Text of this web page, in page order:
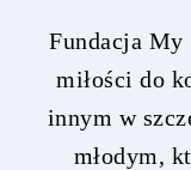
Fundacja My
miłości do
innym w
młodym,